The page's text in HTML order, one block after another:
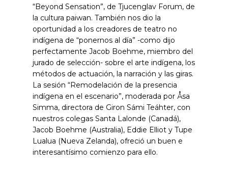
“Beyond Sensation”, de Tjucenglav Forum, de
la cultura paiwan. También nos dio la
oportunidad a los creadores de teatro no
indígena de “ponernos al día” -como dijo
perfectamente Jacob Boehme, miembro del
jurado de selección- sobre el arte indígena, los
métodos de actuación, la narración y las giras.
La sesión “Remodelación de la presencia
indígena en el escenario”, moderada por Åsa
Simma, directora de Giron Sámi Teáhter, con
nuestros colegas Santa Lalonde (Canadá),
Jacob Boehme (Australia), Eddie Elliot y Tupe
Lualua (Nueva Zelanda), ofreció un buen e
interesantísimo comienzo para ello.